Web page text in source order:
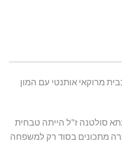
מרוקאי אותנטי עם המון
סולטנה ז"ל הייתה טבחית
מתכונים בסוד רק למשפחה